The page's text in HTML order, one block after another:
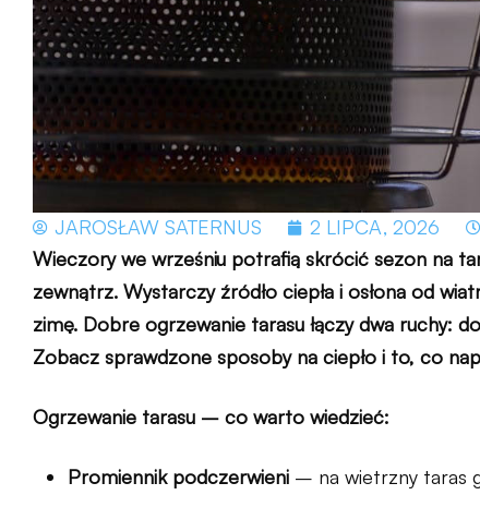
JAROSŁAW SATERNUS 2 LIPCA, 2026
Wieczory we wrześniu potrafią skrócić sezon na
zewnątrz. Wystarczy źródło ciepła i osłona od
zimę. Dobre ogrzewanie tarasu łączy dwa ruchy:
Zobacz sprawdzone sposoby na ciepło i to, co
Ogrzewanie tarasu – co warto wiedzieć:
Promiennik podczerwieni – na wietrzny taras